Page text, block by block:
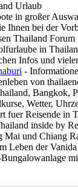
Urlaub
in großer
Ihnen bei der
Thailand Forum
in
Infos und
-
von
Bangkok,
Wetter,
fuer Reisende in
inside by
Mai und Chiang
Leben der Vanida